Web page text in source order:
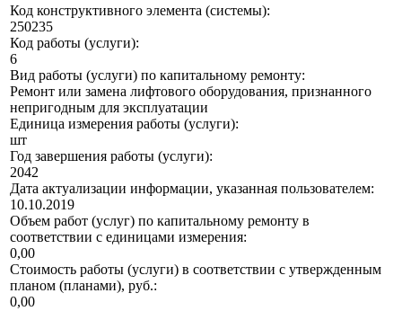
Код конструктивного элемента (системы):
250235
Код работы (услуги):
6
Вид работы (услуги) по капитальному ремонту:
Ремонт или замена лифтового оборудования, признанного
непригодным для эксплуатации
Единица измерения работы (услуги):
шт
Год завершения работы (услуги):
2042
Дата актуализации информации, указанная пользователем:
10.10.2019
Объем работ (услуг) по капитальному ремонту в
соответствии с единицами измерения:
0,00
Стоимость работы (услуги) в соответствии с утвержденным
планом (планами), руб.:
0,00